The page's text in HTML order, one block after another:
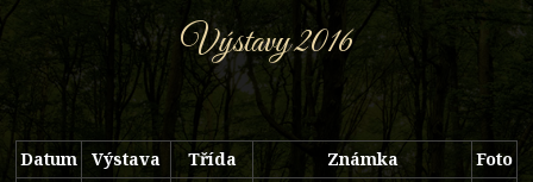
Výstavy 2016
Datum Výstava Třída Známka Foto